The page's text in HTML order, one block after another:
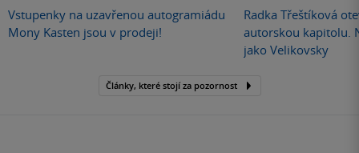
Vstupenky na uzavřenou autogramiádu
Mony Kasten jsou v prodeji!
Radka Třeštíková
autorskou kapitolu.
jako Velikovsky
Články, které stojí za pozornost